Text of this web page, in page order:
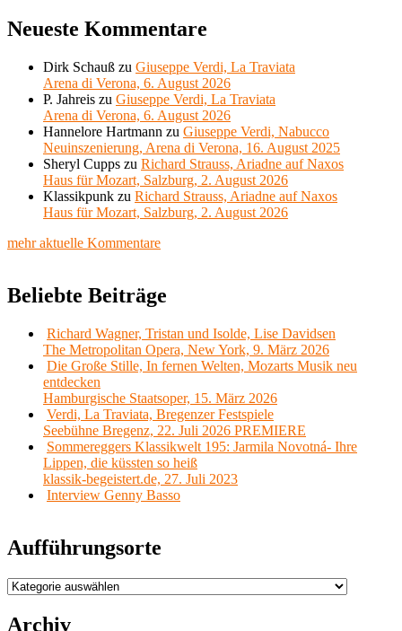
Neueste Kommentare
Dirk Schauß zu Giuseppe Verdi, La Traviata
Arena di Verona, 6. August 2026
P. Jahreis zu Giuseppe Verdi, La Traviata
Arena di Verona, 6. August 2026
Hannelore Hartmann zu Giuseppe Verdi, Nabucco
Neuinszenierung, Arena di Verona, 16. August 2025
Sheryl Cupps zu Richard Strauss, Ariadne auf Naxos
Haus für Mozart, Salzburg, 2. August 2026
Klassikpunk zu Richard Strauss, Ariadne auf Naxos
Haus für Mozart, Salzburg, 2. August 2026
mehr aktuelle Kommentare
Beliebte Beiträge
Richard Wagner, Tristan und Isolde, Lise Davidsen
The Metropolitan Opera, New York, 9. März 2026
Die Große Stille, In fernen Welten, Mozarts Musik neu
entdecken
Hamburgische Staatsoper, 15. März 2026
Verdi, La Traviata, Bregenzer Festspiele
Seebühne Bregenz, 22. Juli 2026 PREMIERE
Sommereggers Klassikwelt 195: Jarmila Novotná- Ihre
Lippen, die küssten so heiß
klassik-begeistert.de, 27. Juli 2023
Interview Genny Basso
Aufführungsorte
Aufführungsorte
Archiv